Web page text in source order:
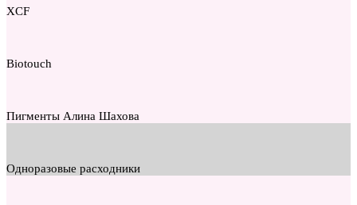
XCF
Biotouch
Пигменты Алина Шахова
Одноразовые расходники